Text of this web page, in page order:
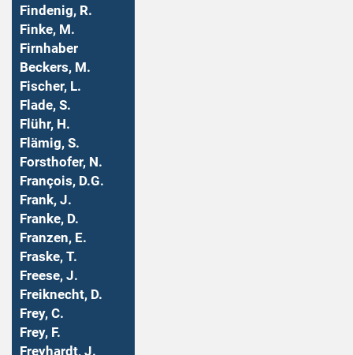
Findenig, R.
Finke, M.
Firnhaber
Beckers, M.
Fischer, L.
Flade, S.
Flühr, H.
Flämig, S.
Forsthofer, N.
François, D.G.
Frank, J.
Franke, D.
Franzen, E.
Fraske, T.
Freese, J.
Freiknecht, D.
Frey, C.
Frey, F.
Freyhardt, J.